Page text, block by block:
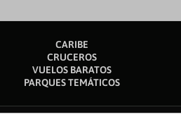
CARIBE
CRUCEROS
VUELOS BARATOS
PARQUES TEMÁTICOS